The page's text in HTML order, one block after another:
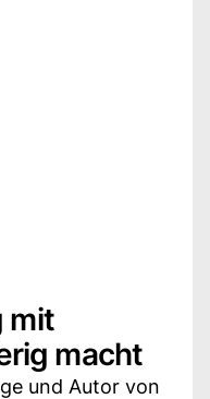
mit
macht
und Autor von